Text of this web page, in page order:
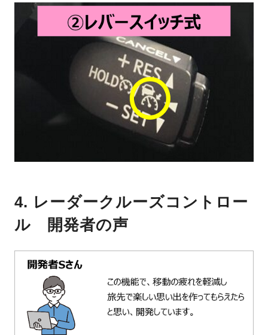
4. レーダークルーズコントロー
ル 開発者の声